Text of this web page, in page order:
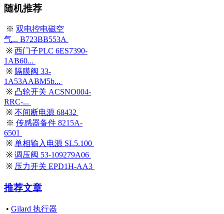
随机推荐
※ 双电控电磁空
气... B723BB553A
※ 西门子PLC 6ES7390-
1AB60...
※ 隔膜阀 33-
1A53AABM5b...
※ 凸轮开关 ACSNO004-
RRC-...
※ 不间断电源 68432
※ 传感器备件 8215A-
6501
※ 单相输入电源 SL5.100
※ 调压阀 53-109279A06
※ 压力开关 EPD1H-AA3
推荐文章
• Gilard 执行器